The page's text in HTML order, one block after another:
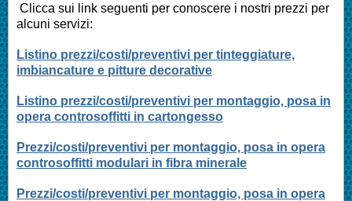
Clicca sui link seguenti per conoscere i nostri prezzi per
alcuni servizi:
Listino prezzi/costi/preventivi per tinteggiature,
imbiancature e pitture decorative
Listino prezzi/costi/preventivi per montaggio, posa in
opera controsoffitti in cartongesso
Prezzi/costi/preventivi per montaggio, posa in opera
controsoffitti modulari in fibra minerale
Prezzi/costi/preventivi per montaggio, posa in opera